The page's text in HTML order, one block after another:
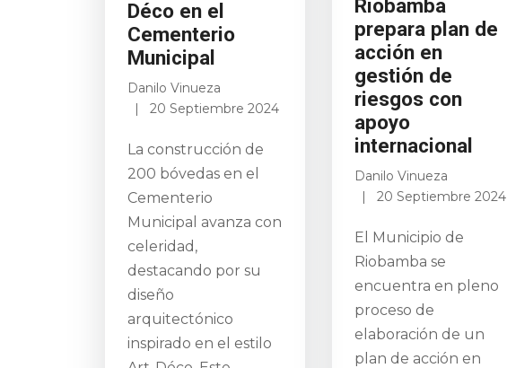
Déco en el
Cementerio
Municipal
Danilo Vinueza
20 Septiembre 2024
La construcción de
200 bóvedas en el
Cementerio
Municipal avanza con
celeridad,
destacando por su
diseño
arquitectónico
inspirado en el estilo
Riobamba
prepara plan de
acción en
gestión de
riesgos con
apoyo
internacional
Danilo Vinueza
20 Septiembre 2024
El Municipio de
Riobamba se
encuentra en pleno
proceso de
elaboración de un
plan de acción en